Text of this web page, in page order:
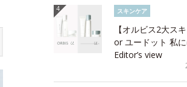
スキンケア
【オルビス2大ス
or ユードット 私に
Editor’s view